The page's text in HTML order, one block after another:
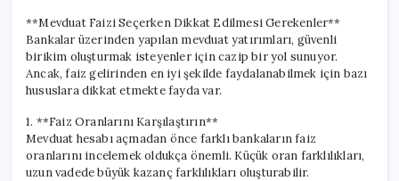
**Mevduat Faizi Seçerken Dikkat Edilmesi Gerekenler**
Bankalar üzerinden yapılan mevduat yatırımları, güvenli
birikim oluşturmak isteyenler için cazip bir yol sunuyor.
Ancak, faiz gelirinden en iyi şekilde faydalanabilmek için bazı
hususlara dikkat etmekte fayda var.
1. **Faiz Oranlarını Karşılaştırın**
Mevduat hesabı açmadan önce farklı bankaların faiz
oranlarını incelemek oldukça önemli. Küçük oran farklılıkları,
uzun vadede büyük kazanç farklılıkları oluşturabilir.